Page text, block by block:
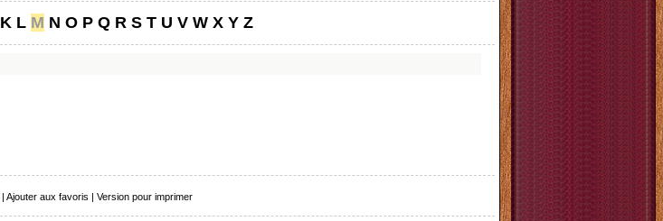
K L M N O P Q R S T U V W X Y Z
| Ajouter aux favoris | Version pour imprimer